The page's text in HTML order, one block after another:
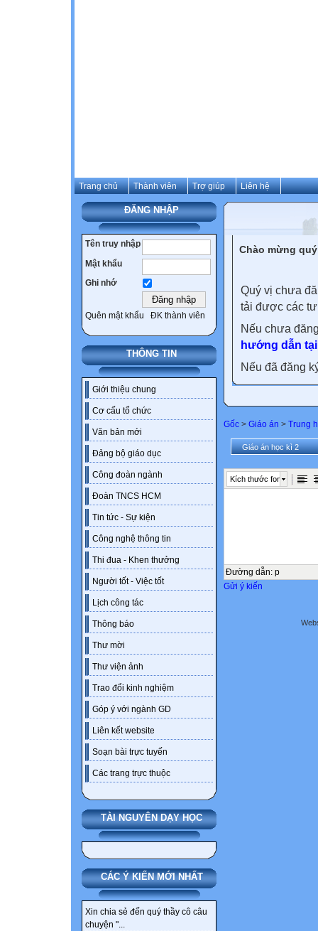
Trang chủ Thành viên Trợ giúp Liên hệ
ĐĂNG NHẬP
Tên truy nhập
Mật khẩu
Ghi nhớ
Quên mật khẩu ĐK thành viên
THÔNG TIN
Giới thiệu chung
Cơ cấu tổ chức
Văn bản mới
Đảng bộ giáo dục
Công đoàn ngành
Đoàn TNCS HCM
Tin tức - Sự kiện
Công nghệ thông tin
Thi đua - Khen thưởng
Người tốt - Việc tốt
Lịch công tác
Thông báo
Thư mời
Thư viện ảnh
Trao đổi kinh nghiệm
Góp ý với ngành GD
Liên kết website
Soạn bài trực tuyến
Các trang trực thuộc
TÀI NGUYÊN DẠY HỌC
CÁC Ý KIẾN MỚI NHẤT
Xin chia sẻ đến quý thầy cô câu
chuyện "...
Chào mừng
Quý vị chưa
tải được các
Nếu chưa
hướng dẫn
Nếu đã đăng
Gốc > Giáo án > Trung
Giáo án học kì 2
Kích thước font
Đường dẫn: p
Gửi ý kiến